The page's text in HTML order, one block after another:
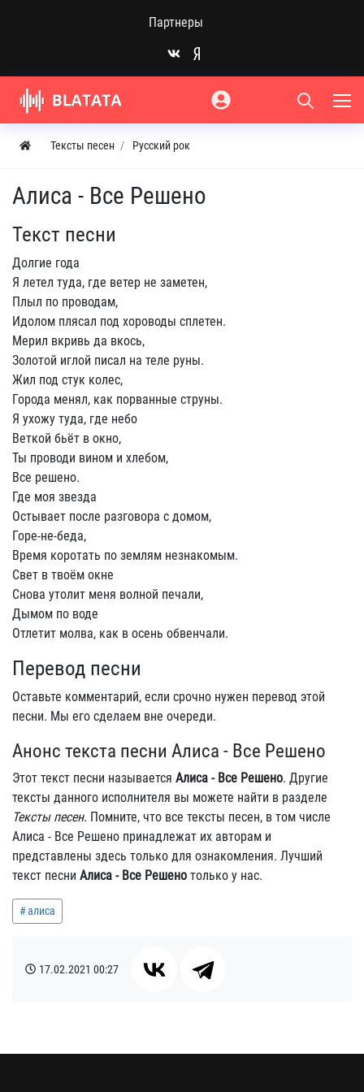
Партнеры
Тексты песен Русский рок
Алиса - Все Решено
Текст песни
Долгие года
Я летел туда, где ветер не заметен,
Плыл по проводам,
Идолом плясал под хороводы сплетен.
Мерил вкривь да вкось,
Золотой иглой писал на теле руны.
Жил под стук колес,
Города менял, как порванные струны.
Я ухожу туда, где небо
Веткой бьёт в окно,
Ты проводи вином и хлебом,
Все решено.
Где моя звезда
Остывает после разговора с домом,
Горе-не-беда,
Время коротать по землям незнакомым.
Свет в твоём окне
Снова утолит меня волной печали,
Дымом по воде
Отлетит молва, как в осень обвенчали.
Перевод песни
Оставьте комментарий, если срочно нужен перевод этой
песни. Мы его сделаем вне очереди.
Анонс текста песни Алиса - Все Решено
Этот текст песни называется Алиса - Все Решено. Другие
тексты данного исполнителя вы можете найти в разделе
Тексты песен. Помните, что все тексты песен, в том числе
Алиса - Все Решено принадлежат их авторам и
представлены здесь только для ознакомления. Лучший
текст песни Алиса - Все Решено только у нас.
алиса
17.02.2021 00:27